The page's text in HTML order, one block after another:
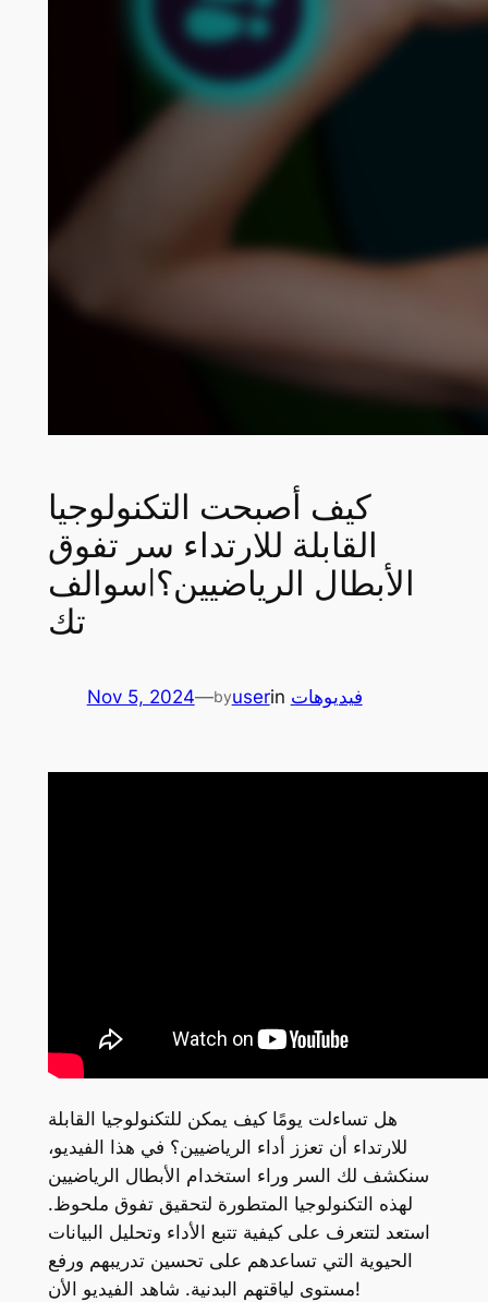
كيف أصبحت التكنولوجيا
القابلة للارتداء سر تفوق
الأبطال الرياضيين؟|سوالف
تك
Nov 5, 2024—byuserin فيديوهات
هل تساءلت يومًا كيف يمكن للتكنولوجيا القابلة
للارتداء أن تعزز أداء الرياضيين؟ في هذا الفيديو،
سنكشف لك السر وراء استخدام الأبطال الرياضيين
لهذه التكنولوجيا المتطورة لتحقيق تفوق ملحوظ.
استعد لتتعرف على كيفية تتبع الأداء وتحليل البيانات
الحيوية التي تساعدهم على تحسين تدريبهم ورفع
مستوى لياقتهم البدنية. شاهد الفيديو الأن!